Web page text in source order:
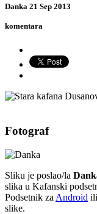
Danka 21 Sep 2013
komentara
Fotograf
Sliku je poslao/la
slika u Kafanski
Podsetnik za Android ili
slike.